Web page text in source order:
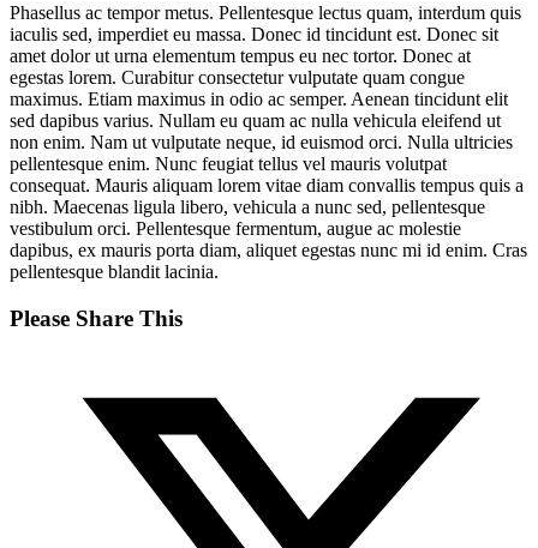
Phasellus ac tempor metus. Pellentesque lectus quam, interdum quis
iaculis sed, imperdiet eu massa. Donec id tincidunt est. Donec sit
amet dolor ut urna elementum tempus eu nec tortor. Donec at
egestas lorem. Curabitur consectetur vulputate quam congue
maximus. Etiam maximus in odio ac semper. Aenean tincidunt elit
sed dapibus varius. Nullam eu quam ac nulla vehicula eleifend ut
non enim. Nam ut vulputate neque, id euismod orci. Nulla ultricies
pellentesque enim. Nunc feugiat tellus vel mauris volutpat
consequat. Mauris aliquam lorem vitae diam convallis tempus quis a
nibh. Maecenas ligula libero, vehicula a nunc sed, pellentesque
vestibulum orci. Pellentesque fermentum, augue ac molestie
dapibus, ex mauris porta diam, aliquet egestas nunc mi id enim. Cras
pellentesque blandit lacinia.
Please Share ThisShare
window